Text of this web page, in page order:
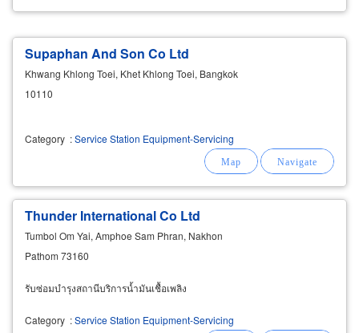
Supaphan And Son Co Ltd
Khwang Khlong Toei, Khet Khlong Toei, Bangkok
10110
Category :Service Station Equipment-Servicing
Thunder International Co Ltd
Tumbol Om Yai, Amphoe Sam Phran, Nakhon
Pathom 73160
รับซ่อมบำรุงสถานีบริการน้ำมันเชื้อเพลิง
Category :Service Station Equipment-Servicing